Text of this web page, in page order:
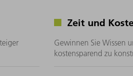
Zeit und
Gewinnen Sie Wissen
kostensparend zu